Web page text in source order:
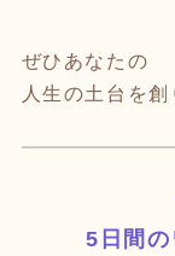
ぜひあなたの
人生の土台を
5日間の